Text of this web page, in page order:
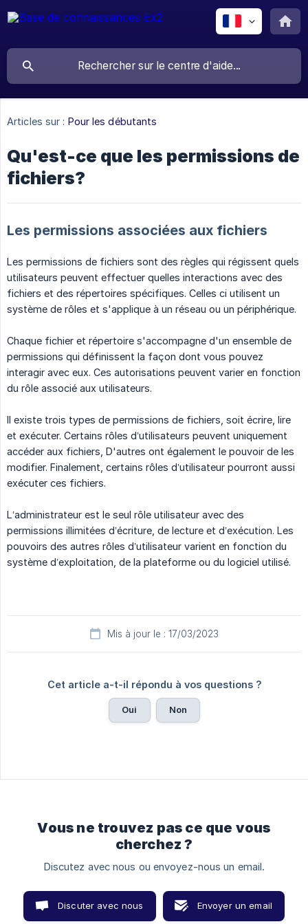
Articles sur : Pour les débutants
Qu'est-ce que les permissions de
fichiers?
Les permissions associées aux fichiers
Les permissions de fichiers sont des règles qui régissent quels
utilisateurs peuvent effectuer quelles interactions avec des
fichiers et des répertoires spécifiques. Celles ci utilisent un
système de rôles et s'applique à un réseau ou un périphérique.
Chaque fichier et répertoire s'accompagne d'un ensemble de
permissions qui définissent la façon dont vous pouvez
interagir avec eux. Ces autorisations peuvent varier en fonction
du rôle associé aux utilisateurs.
Il existe trois types de permissions de fichiers, soit écrire, lire
et exécuter. Certains rôles d’utilisateurs peuvent uniquement
accéder aux fichiers, D'autres ont également le pouvoir de les
modifier. Finalement, certains rôles d’utilisateur pourront aussi
exécuter ces fichiers.
L’administrateur est le seul rôle utilisateur avec des
permissions illimitées d’écriture, de lecture et d’exécution. Les
pouvoirs des autres rôles d’utilisateur varient en fonction du
système d’exploitation, de la plateforme ou du logiciel utilisé.
Mis à jour le : 17/03/2023
Cet article a-t-il répondu à vos questions ?
Oui Non
Vous ne trouvez pas ce que vous
cherchez ?
Discutez avec nous ou envoyez-nous un email.
Discuter avec nous Envoyer un email